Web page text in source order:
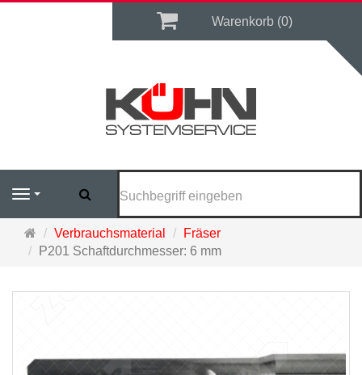
Warenkorb
Warenkorb (0)
Navigation Suchen
Startseite
Verbrauchsmaterial
Fräser
P201 Schaftdurchmesser: 6 mm